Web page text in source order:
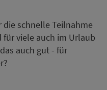
die schnelle Teilnahme
viele auch im Urlaub
auch gut - für